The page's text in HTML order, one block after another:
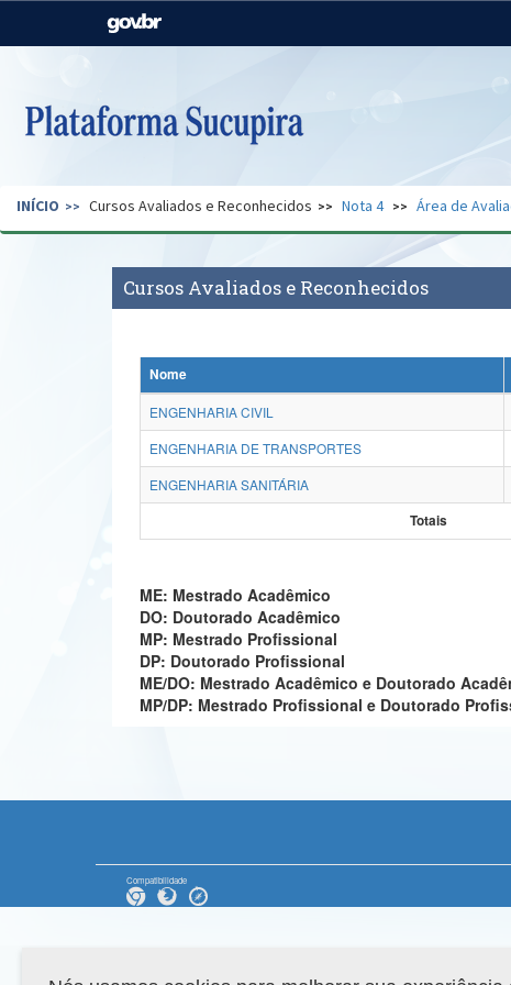
Casa Civil
Pecuária e Abastecimento
Secretaria de Governo Gabinete de Segurança
INÍCIO Cursos Avaliados e Reconhecidos Nota 4 Área de
Cursos Avaliados e Reconhecidos
Nome
ENGENHARIA CIVIL
ENGENHARIA DE TRANSPORTES
ENGENHARIA SANITÁRIA
Totais
ME: Mestrado Acadêmico
DO: Doutorado Acadêmico
MP: Mestrado Profissional
DP: Doutorado Profissional
ME/DO: Mestrado Acadêmico e Doutorado
MP/DP: Mestrado Profissional e Doutorado
Compatibilidade